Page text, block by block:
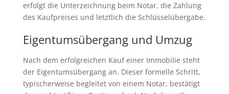
erfolgt die Unterzeichnung beim Notar, die Zahlung
des Kaufpreises und letztlich die Schlüsselübergabe.
Eigentumsübergang und Umzug
Nach dem erfolgreichen Kauf einer Immobilie steht
der Eigentumsübergang an. Dieser formelle Schritt,
typischerweise begleitet von einem Notar, bestätigt